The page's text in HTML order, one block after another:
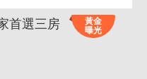
黃金
曝光